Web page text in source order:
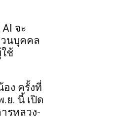
จะ
นบุคคล
ช้
อง ครั้งที่
.ย. นี้ เปิด
รหลวง-